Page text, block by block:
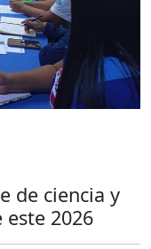
de ciencia y
2026